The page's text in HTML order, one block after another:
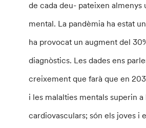
de cada deu- pateixen almenys
mental. La pandèmia ha estat
ha provocat un augment del
diagnòstics. Les dades ens
creixement que farà que en
i les malalties mentals superin
cardiovasculars; són els joves i